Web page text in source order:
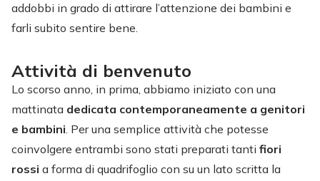
addobbi in grado di attirare l’attenzione dei bambini e
farli subito sentire bene.
Attività di benvenuto
Lo scorso anno, in prima, abbiamo iniziato con una
mattinata dedicata contemporaneamente a genitori
e bambini. Per una semplice attività che potesse
coinvolgere entrambi sono stati preparati tanti fiori
rossi a forma di quadrifoglio con su un lato scritta la